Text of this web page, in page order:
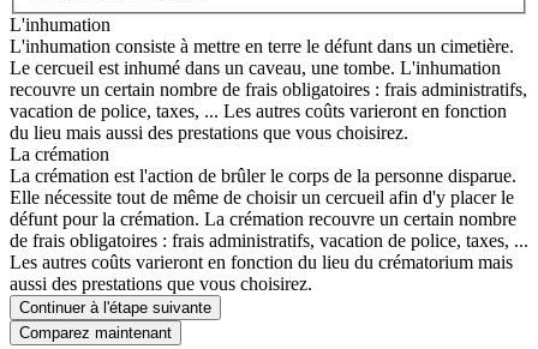
L'inhumation
L'inhumation consiste à mettre en terre le défunt dans un cimetière.
Le cercueil est inhumé dans un caveau, une tombe. L'inhumation
recouvre un certain nombre de frais obligatoires : frais administratifs,
vacation de police, taxes, ... Les autres coûts varieront en fonction
du lieu mais aussi des prestations que vous choisirez.
La crémation
La crémation est l'action de brûler le corps de la personne disparue.
Elle nécessite tout de même de choisir un cercueil afin d'y placer le
défunt pour la crémation. La crémation recouvre un certain nombre
de frais obligatoires : frais administratifs, vacation de police, taxes, ...
Les autres coûts varieront en fonction du lieu du crématorium mais
aussi des prestations que vous choisirez.
Continuer à l'étape suivante